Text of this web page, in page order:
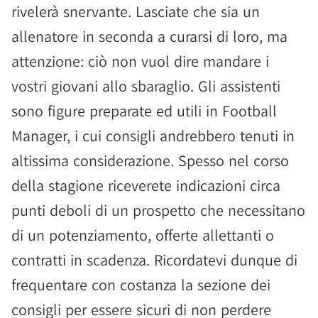
rivelerà snervante. Lasciate che sia un
allenatore in seconda a curarsi di loro, ma
attenzione: ciò non vuol dire mandare i
vostri giovani allo sbaraglio. Gli assistenti
sono figure preparate ed utili in Football
Manager, i cui consigli andrebbero tenuti in
altissima considerazione. Spesso nel corso
della stagione riceverete indicazioni circa
punti deboli di un prospetto che necessitano
di un potenziamento, offerte allettanti o
contratti in scadenza. Ricordatevi dunque di
frequentare con costanza la sezione dei
consigli per essere sicuri di non perdere